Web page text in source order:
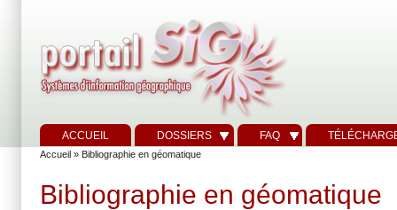
ACCUEIL DOSSIERS FAQ
Accueil » Bibliographie en géomatique
Bibliographie en géomatique